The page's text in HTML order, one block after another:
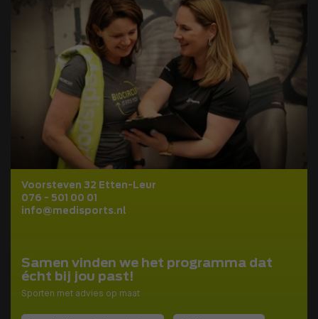
Voorsteven 32 Etten-Leur
076 - 501 00 01
info@medisports.nl
Samen vinden we het programma dat
écht bij jou past!
Sporten met advies op maat